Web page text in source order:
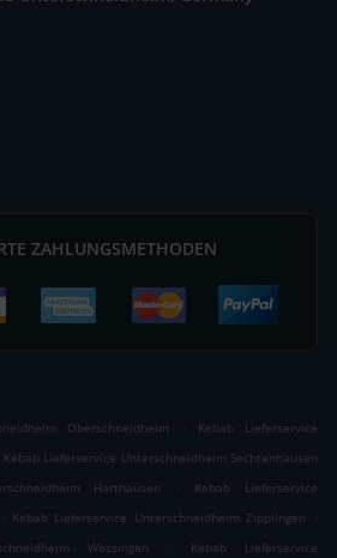
ZAHLUNGSMETHODEN
Oberschneidheim .
Kebab Lieferservice
Kebab Lieferservice Unterschneidheim Sechtenhausen
Harthausen .
Kebab Lieferservice
. Kebab Lieferservice Unterschneidheim Zipplingen
.
Wössingen
.
Kebab Lieferservice